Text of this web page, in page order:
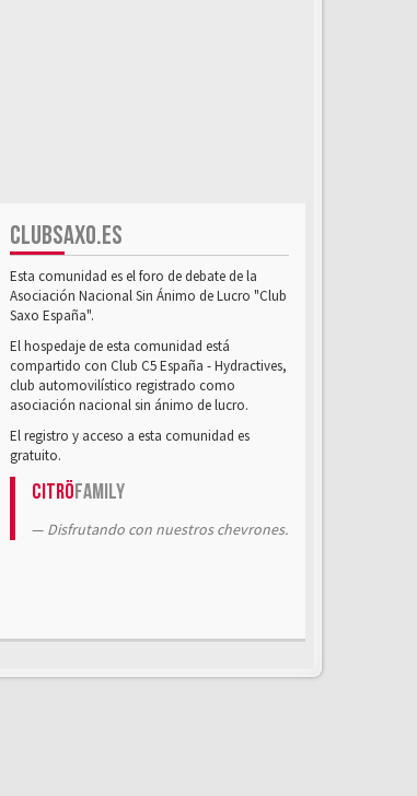
CLUBSAXO.ES
Esta comunidad es el foro de debate de la
Asociación Nacional Sin Ánimo de Lucro "Club
Saxo España".
El hospedaje de esta comunidad está
compartido con Club C5 España - Hydractives,
club automovilístico registrado como
asociación nacional sin ánimo de lucro.
El registro y acceso a esta comunidad es
gratuito.
CitröFamily
Disfrutando con nuestros chevrones.